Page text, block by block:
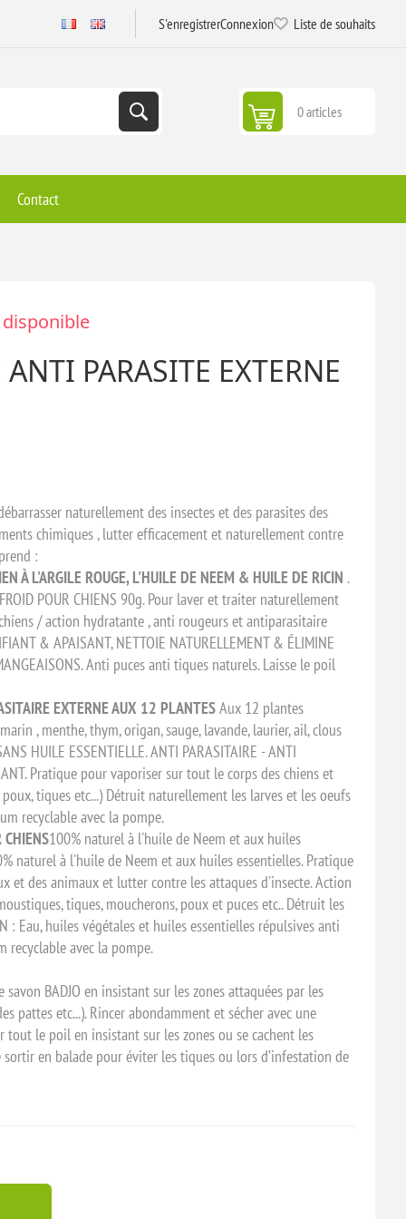
S'enregistrerConnexion Liste de souhaits
0 articles
Contact
PARASITE EXTERNE
naturellement des insectes et des parasites des
chimiques , lutter efficacement et naturellement contre
:
À L'ARGILE ROUGE, L'HUILE DE NEEM & HUILE DE RICIN .
POUR CHIENS 90g. Pour laver et traiter naturellement
/ action hydratante , anti rougeurs et antiparasitaire
& APAISANT, NETTOIE NATURELLEMENT & ÉLIMINE
Anti puces anti tiques naturels. Laisse le poil
EXTERNE AUX 12 PLANTESAux 12 plantes
, menthe, thym, origan, sauge, lavande, laurier, ail, clous
HUILE ESSENTIELLE. ANTI PARASITAIRE - ANTI
Pratique pour vaporiser sur tout le corps des chiens et
tiques etc...) Détruit naturellement les larves et les oeufs
recyclable avec la pompe.
CHIENS100% naturel à l'huile de Neem et aux huiles
naturel à l'huile de Neem et aux huiles essentielles. Pratique
et des animaux et lutter contre les attaques d'insecte. Action
tiques, moucherons, poux et puces etc.. Détruit les
: Eau, huiles végétales et huiles essentielles répulsives anti
recyclable avec la pompe.
savon BADJO en insistant sur les zones attaquées par les
pattes etc...). Rincer abondamment et sécher avec une
le poil en insistant sur les zones ou se cachent les
en balade pour éviter les tiques ou lors d’infestation de